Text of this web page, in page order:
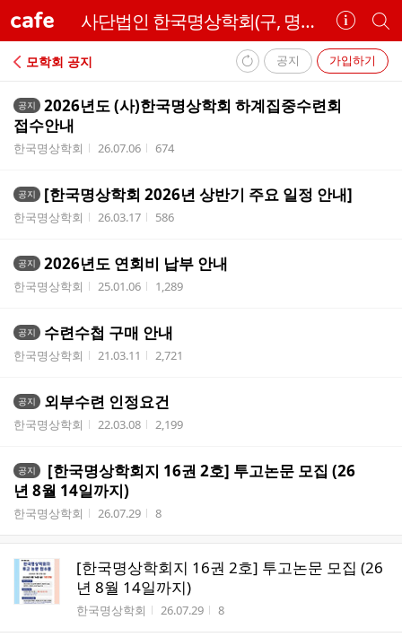
cafe 사단법인 한국명상학회(구, 명상치유학회)
카
페
정
보
보
기
개
별
카
페
공지 가입하기
모학회 공지
공지
2026년도 (사)한국명상학회 하계집중수련회
접수안내
작성자
한국명상학회 작성시간
26.07.06 조회수
674
공지 [한국명상학회 2026년 상반기 주요 일정 안내]
작성자
한국명상학회 작성시간
26.03.17 조회수
586
공지 2026년도 연회비 납부 안내
작성자
한국명상학회 작성시간
25.01.06 조회수
1,289
공지 수련수첩 구매 안내
작성자
한국명상학회 작성시간
21.03.11 조회수
2,721
공지 외부수련 인정요건
작성자
한국명상학회 작성시간
22.03.08 조회수
2,199
공지
[한국명상학회지 16권 2호] 투고논문 모집 (26
년 8월 14일까지)
작성자
한국명상학회 작성시간
26.07.29 조회수
8
[한국명상학회지 16권 2호] 투고논문 모집 (26
년 8월 14일까지)
작성자
한국명상학회 작성시간
26.07.29 조회수
8